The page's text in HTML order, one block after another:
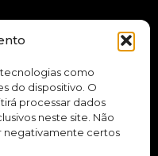
como
do dispositivo. O
processar dados
neste site. Não
negativamente certos